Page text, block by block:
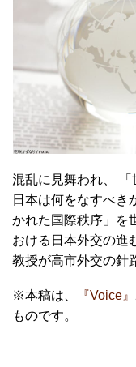
混乱に見舞われ、 「
日本は何をなすべき
かれた国際秩序」を
おける日本外交の進
教授が高市外交の針
※本稿は、 『Voice』
ものです。